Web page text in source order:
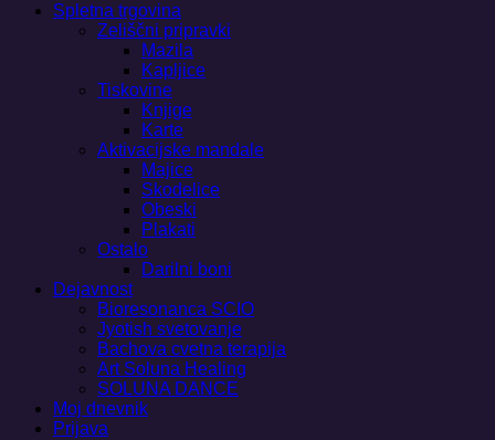
Spletna trgovina
Zeliščni pripravki
Mazila
Kapljice
Tiskovine
Knjige
Karte
Aktivacijske mandale
Majice
Skodelice
Obeski
Plakati
Ostalo
Darilni boni
Dejavnost
Bioresonanca SCIO
Jyotish svetovanje
Bachova cvetna terapija
Art Soluna Healing
SOLUNA DANCE
Moj dnevnik
Prijava